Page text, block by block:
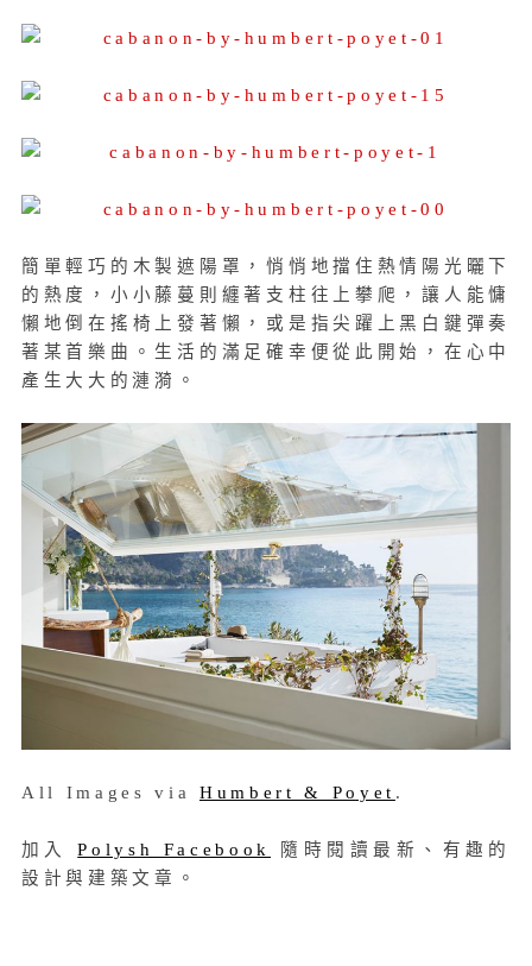
簡單輕巧的木製遮陽罩，悄悄地擋住熱情陽光曬下
的熱度，小小藤蔓則纏著支柱往上攀爬，讓人能慵
懶地倒在搖椅上發著懶，或是指尖躍上黑白鍵彈奏
著某首樂曲。生活的滿足確幸便從此開始，在心中
產生大大的漣漪。
All Images via Humbert & Poyet .
加入Polysh Facebook
隨時閱讀最新、有趣的
設計與建築文章。